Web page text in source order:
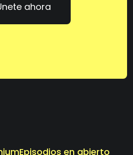
ahora
Episodios en abierto